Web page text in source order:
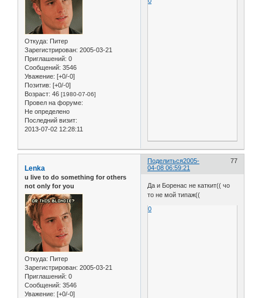
Откуда: Питер
Зарегистрирован: 2005-03-21
Приглашений: 0
Сообщений: 3546
Уважение: [+0/-0]
Позитив: [+0/-0]
Возраст: 46 [1980-07-06]
Провел на форуме:
Не определено
Последний визит:
2013-07-02 12:28:11
Поделиться 77
2005-
04-08 06:59:21
Lenka
u live to do something for others
not only for you
Откуда: Питер
Зарегистрирован: 2005-03-21
Приглашений: 0
Сообщений: 3546
Уважение: [+0/-0]
Да и Боренас не каткит(( чо
то не мой типаж((
0